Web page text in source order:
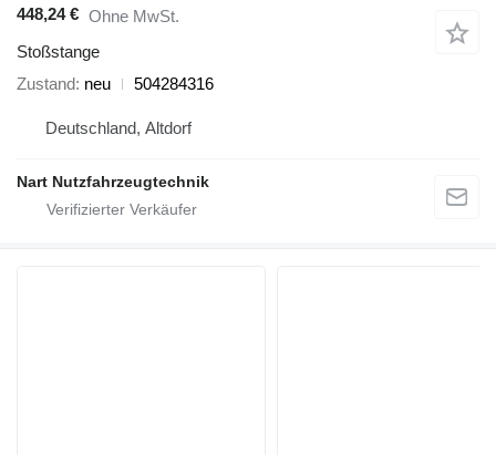
448,24 € Ohne MwSt.
Stoßstange
Zustand neu 504284316
Deutschland, Altdorf
Nart Nutzfahrzeugtechnik